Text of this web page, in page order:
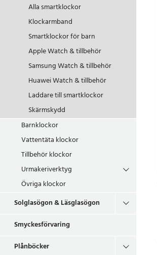
Alla smartklockor
Klockarmband
Smartklockor för barn
Apple Watch & tillbehör
Samsung Watch & tillbehör
Huawei Watch & tillbehör
Laddare till smartklockor
Skärmskydd
Barnklockor
Vattentäta klockor
Tillbehör klockor
Urmakeriverktyg
Övriga klockor
Solglasögon & Läsglasögon
Smyckesförvaring
Plånböcker